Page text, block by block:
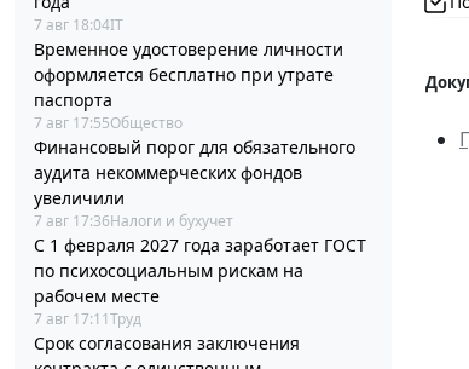
7 авг 18:04IT
Временное удостоверение личности
оформляется бесплатно при утрате
паспорта
7 авг 17:55Общество
Финансовый порог для обязательного
аудита некоммерческих фондов
увеличили
7 авг 17:36Налоги и бухучет
С 1 февраля 2027 года заработает ГОСТ
по психосоциальным рискам на
рабочем месте
7 авг 17:11Труд
Срок согласования заключения